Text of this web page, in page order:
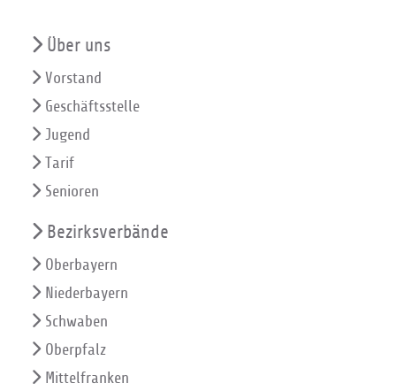
Über uns
Vorstand
Geschäftsstelle
Jugend
Tarif
Senioren
Bezirksverbände
Oberbayern
Niederbayern
Schwaben
Oberpfalz
Mittelfranken